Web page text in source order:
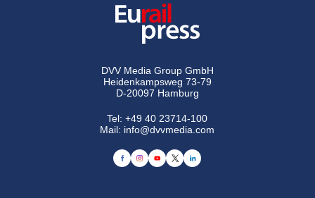
DVV Media Group GmbH
Heidenkampsweg 73-79
D-20097 Hamburg
Tel:+49 40 23714-100
Mail: info@dvvmedia.com